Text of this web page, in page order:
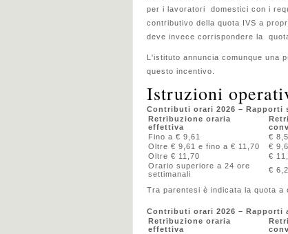
per i lavoratori domestici con i
contributivo della quota IVS a
deve invece corrispondere la
L'istituto annuncia comunque una
questo incentivo.
Istruzioni
Contributi orari 2026 – Rapporti
Retribuzione oraria
effettiva
Fino a € 9,61
€
Oltre € 9,61 e fino a € 11,70
€
Oltre € 11,70
€
Orario superiore a 24 ore
settimanali
€
Tra parentesi è indicata la quota a
Contributi orari 2026 – Rapporti
Retribuzione oraria
effettiva